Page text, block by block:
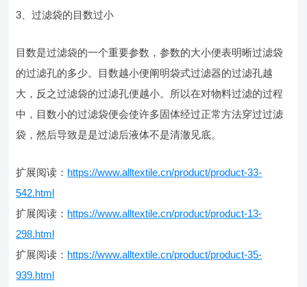
3、过滤袋的目数过小
目数是过滤袋的一个重要参数，参数的大小便表明晰过滤袋
的过滤孔的多少。目数越小便阐明袋式过滤器的过滤孔越
大，反之过滤袋的过滤孔便越小。所以在对物料过滤的过程
中，目数小的过滤袋便会使许多固体经过正常方法穿过过滤
袋，然后导致是是过滤后液体不是清澈见底。
扩展阅读： https://www.alltextile.cn/product/product-33-
542.html
扩展阅读： https://www.alltextile.cn/product/product-13-
298.html
扩展阅读： https://www.alltextile.cn/product/product-35-
939.html